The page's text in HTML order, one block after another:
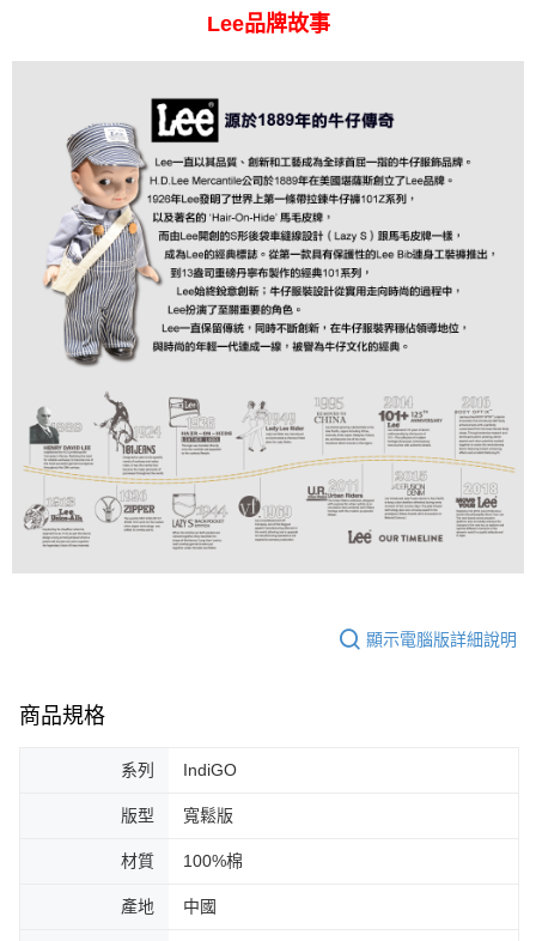
Lee品牌故事
顯示電腦版詳細說明
商品規格
系列 IndiGO
版型 寬鬆版
材質 100%棉
產地 中國